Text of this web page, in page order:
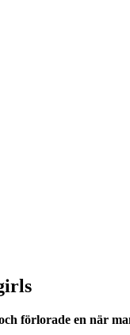
förlorade en när